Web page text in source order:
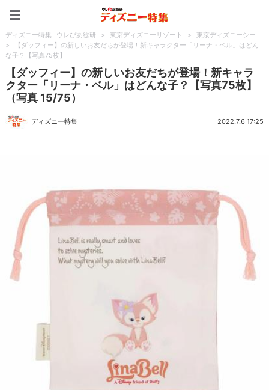
ディズニー特集 -ウレぴあ総研 > 東京ディズニーリゾート >
東京ディズニーシー
>
【ダッフィー】の新しいお友だちが登場！新キャラクター「リーナ・ベル」はどん
な子？【写真75枚】
【ダッフィー】の新しいお友だちが登場！新キャラ
クター「リーナ・ベル」はどんな子？【写真75枚】
（写真 15/75）
ディズニー特集 2022.7.6 17:25